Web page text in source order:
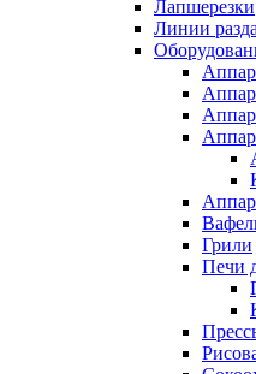
Лапшерезки
Линии
Грили
Печи